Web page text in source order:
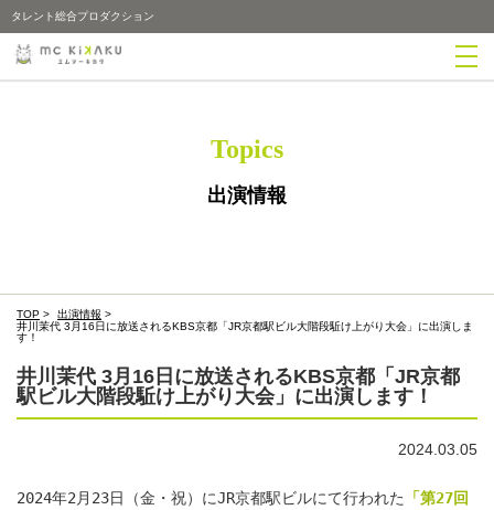
タレント総合プロダクション
Topics
出演情報
TOP > 出演情報 >
井川茉代 3月16日に放送されるKBS京都「JR京都駅ビル大階段駈け上がり大会」に出演しま
す！
井川茉代 3月16日に放送されるKBS京都「JR京都
駅ビル大階段駈け上がり大会」に出演します！
2024.03.05
2024年2月23日（金・祝）にJR京都駅ビルにて行われた
「第27回